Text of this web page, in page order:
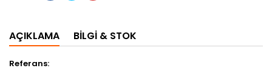
AÇIKLAMA BILGI & STOK
Referans: